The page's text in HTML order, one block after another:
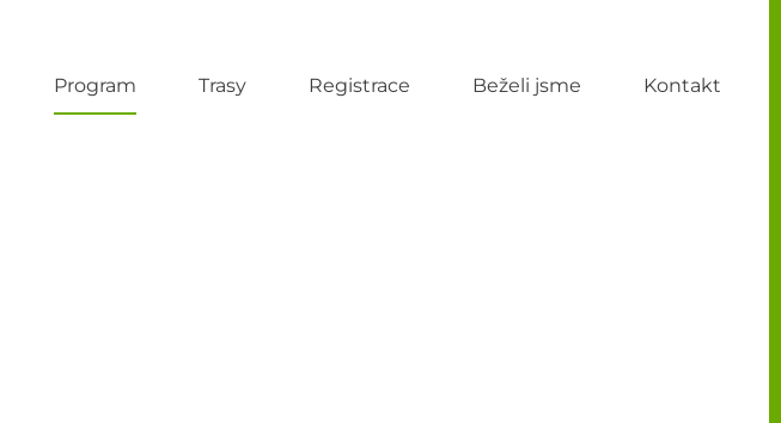
Program Trasy Registrace Beželi jsme Kontakt